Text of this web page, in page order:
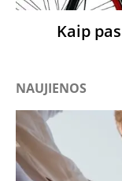
Kaip
NAUJIENOS